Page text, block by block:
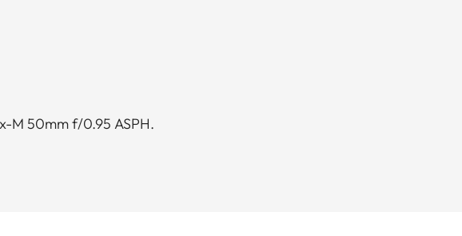
M 50mm f/0.95 ASPH.